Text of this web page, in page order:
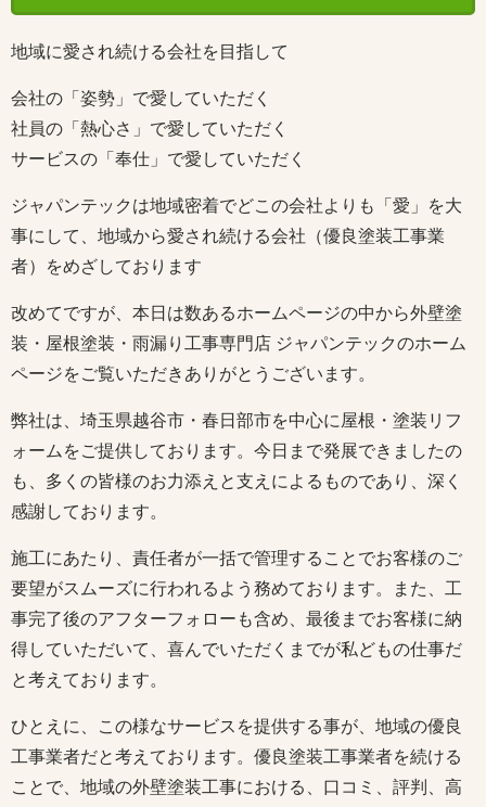
地域に愛され続ける会社を目指して
会社の「姿勢」で愛していただく
社員の「熱心さ」で愛していただく
サービスの「奉仕」で愛していただく
ジャパンテックは地域密着でどこの会社よりも「愛」を大
事にして、地域から愛され続ける会社（優良塗装工事業
者）をめざしております
改めてですが、本日は数あるホームページの中から外壁塗
装・屋根塗装・雨漏り工事専門店 ジャパンテックのホーム
ページをご覧いただきありがとうございます。
弊社は、埼玉県越谷市・春日部市を中心に屋根・塗装リフ
ォームをご提供しております。今日まで発展できましたの
も、多くの皆様のお力添えと支えによるものであり、深く
感謝しております。
施工にあたり、責任者が一括で管理することでお客様のご
要望がスムーズに行われるよう務めております。また、工
事完了後のアフターフォローも含め、最後までお客様に納
得していただいて、喜んでいただくまでが私どもの仕事だ
と考えております。
ひとえに、この様なサービスを提供する事が、地域の優良
工事業者だと考えております。優良塗装工事業者を続ける
ことで、地域の外壁塗装工事における、口コミ、評判、高